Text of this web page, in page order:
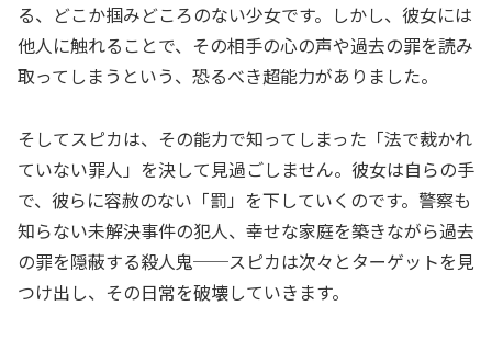
る、どこか掴みどころのない少女です。しかし、彼女には
他人に触れることで、その相手の心の声や過去の罪を読み
取ってしまうという、恐るべき超能力がありました。
そしてスピカは、その能力で知ってしまった「法で裁かれ
ていない罪人」を決して見過ごしません。彼女は自らの手
で、彼らに容赦のない「罰」を下していくのです。警察も
知らない未解決事件の犯人、幸せな家庭を築きながら過去
の罪を隠蔽する殺人鬼──スピカは次々とターゲットを見
つけ出し、その日常を破壊していきます。